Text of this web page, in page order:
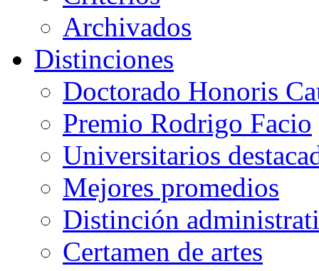
Archivados
Distinciones
Doctorado Honoris
Premio Rodrigo Facio
Universitarios
Mejores promedios
Distinción
Certamen de artes